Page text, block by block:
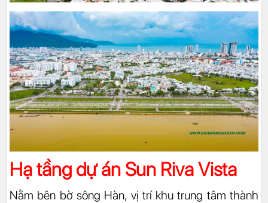
Hạ tầng dự án Sun Riva Vista
Nằm bên bờ sông Hàn, vị trí khu trung tâm thành